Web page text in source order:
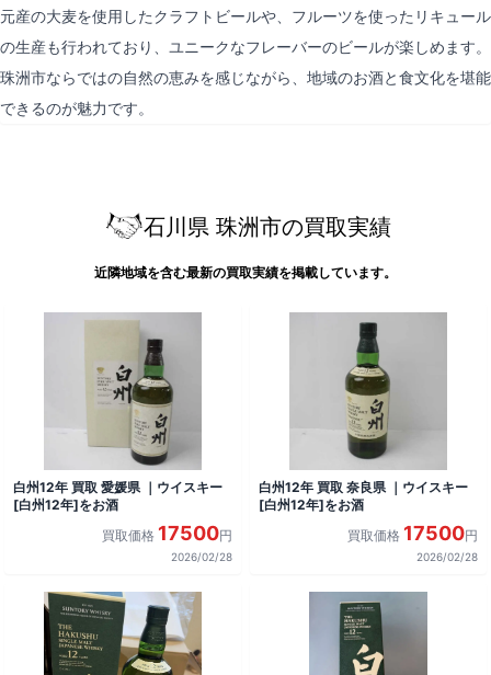
元産の大麦を使用したクラフトビールや、フルーツを使ったリキュール
の生産も行われており、ユニークなフレーバーのビールが楽しめます。
珠洲市ならではの自然の恵みを感じながら、地域のお酒と食文化を堪能
できるのが魅力です。
石川県 珠洲市の買取実績
近隣地域を含む最新の買取実績を掲載しています。
白州12年 買取 愛媛県 ｜ウイスキー
[白州12年]をお酒
買取価格 17500円
2026/02/28
白州12年 買取 奈良県 ｜ウイスキー
[白州12年]をお酒
買取価格 17500円
2026/02/28